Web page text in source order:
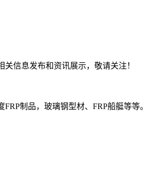
信息发布和资讯展示，敬请关注！
制品，玻璃钢型材、FRP船艇等等